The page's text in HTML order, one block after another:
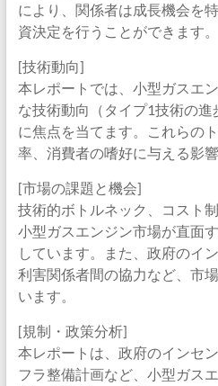
により、関係者は成長機会を
資決定を行うことができます。
[技術動向]
本レポートでは、小型ガスエ
な技術動向（タイプ1技術の進
に焦点を当てます。これらの
率、消費者の嗜好に与える影
[市場の課題と機会]
技術的ボトルネック、コスト
小型ガスエンジン市場が直面
しています。また、政府のイ
利害関係者間の協力など、市
います。
[規制・政策分析]
本レポートは、政府のインセ
フラ整備計画など、小型ガス